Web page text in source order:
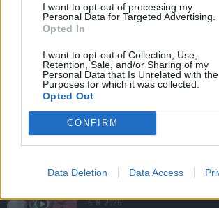
I want to opt-out of processing my
Personal Data for Targeted Advertising.
Opted In
I want to opt-out of Collection, Use,
Retention, Sale, and/or Sharing of my
Personal Data that Is Unrelated with the
Purposes for which it was collected.
Opted Out
CONFIRM
Data Deletion Data Access
6. 8. 2026